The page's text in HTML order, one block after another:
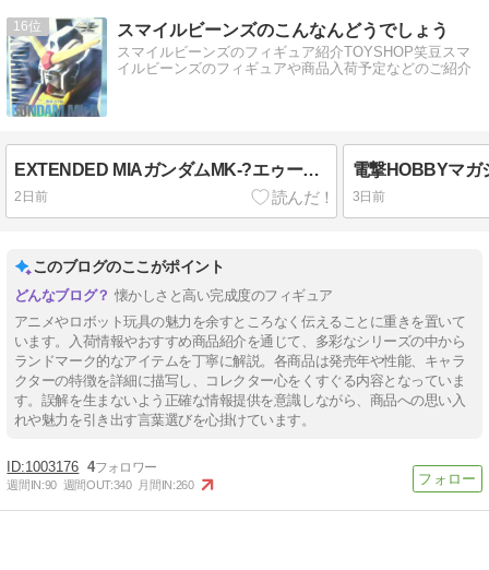
16 スマイルビーンズのこんなんどうでしょう
スマイルビーンズのフィギュア紹介TOYSHOP笑豆スマ
イルビーンズのフィギュアや商品入荷予定などのご紹介
EXTENDED MIAガンダムMK-?エゥーゴカラー
2日前 3日前
このブログのここがポイント
懐かしさと高い完成度のフィギュア
アニメやロボット玩具の魅力を余すところなく伝えることに重きを置いて
います。入荷情報やおすすめ商品紹介を通じて、多彩なシリーズの中から
ランドマーク的なアイテムを丁寧に解説。各商品は発売年や性能、キャラ
クターの特徴を詳細に描写し、コレクター心をくすぐる内容となっていま
す。誤解を生まないよう正確な情報提供を意識しながら、商品への思い入
れや魅力を引き出す言葉選びを心掛けています。
1003176 4
週間IN:90 週間OUT:340 月間IN:260